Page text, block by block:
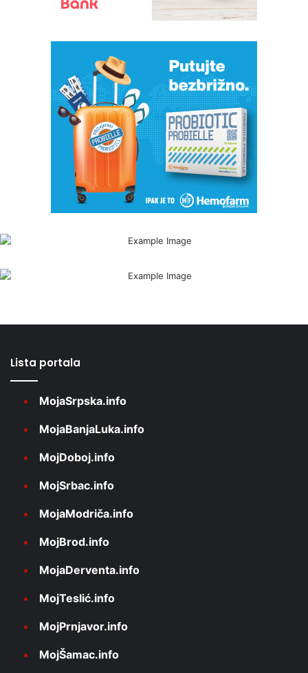
Lista portala
MojaSrpska.info
MojaBanjaLuka.info
MojDoboj.info
MojSrbac.info
MojaModriča.info
MojBrod.info
MojaDerventa.info
MojTeslić.info
MojPrnjavor.info
MojŠamac.info